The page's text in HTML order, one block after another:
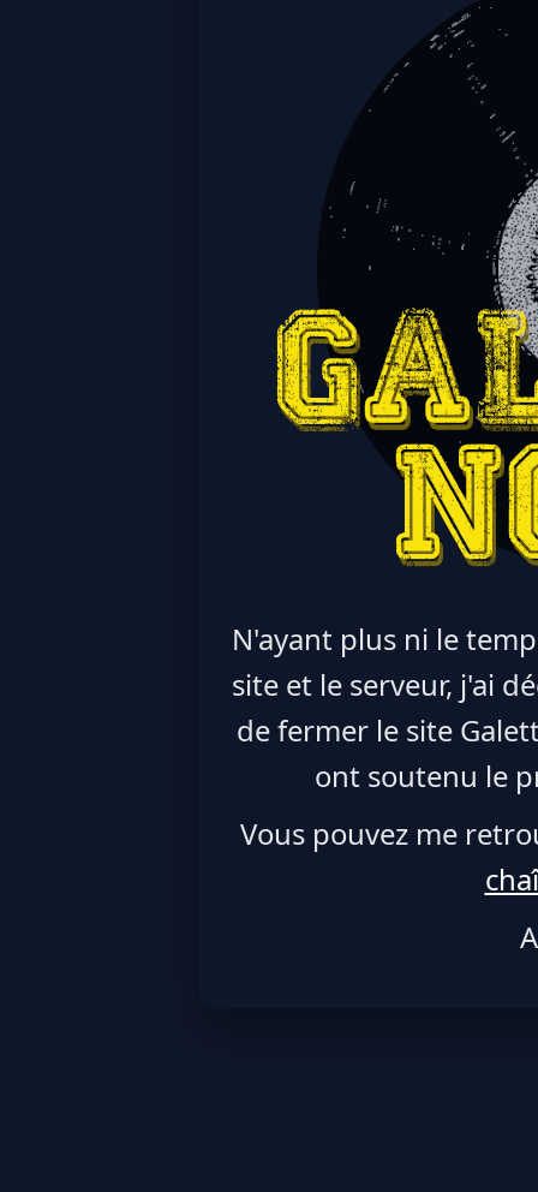
N'ayant plus ni le
site et le serveur, j'ai
de fermer le site
ont soutenu le
Vous pouvez me